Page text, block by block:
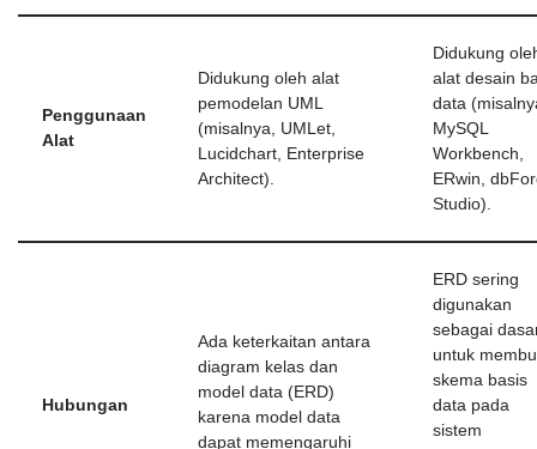
Penggunaan
Alat
Didukung oleh alat
pemodelan UML
(misalnya, UMLet,
Lucidchart, Enterprise
Architect).
Didukung
alat desain
data
MySQL
Workbench,
ERwin,
Studio).
Hubungan
Ada keterkaitan antara
diagram kelas dan
model data (ERD)
karena model data
dapat memengaruhi
ERD sering
digunakan
sebagai
untuk
skema basis
data pada
sistem